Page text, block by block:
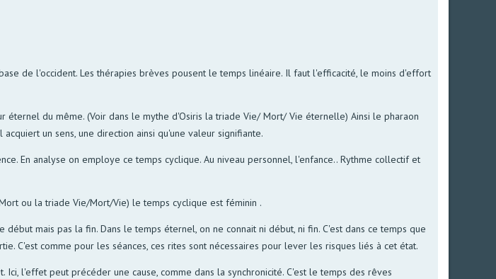
de l'occident. Les thérapies brèves pousent le temps linéaire. Il faut l'efficacité, le moins d'effort
du même. (Voir dans le mythe d'Osiris la triade Vie/ Mort/ Vie éternelle) Ainsi le pharaon
un sens, une direction ainsi qu'une valeur signifiante.
En analyse on employe ce temps cyclique. Au niveau personnel, l'enfance.. Rythme collectif et
ou la triade Vie/Mort/Vie) le temps cyclique est féminin .
mais pas la fin. Dans le temps éternel, on ne connait ni début, ni fin. C'est dans ce temps que
C'est comme pour les séances, ces rites sont nécessaires pour lever les risques liés à cet état.
l'effet peut précéder une cause, comme dans la synchronicité. C'est le temps des rêves